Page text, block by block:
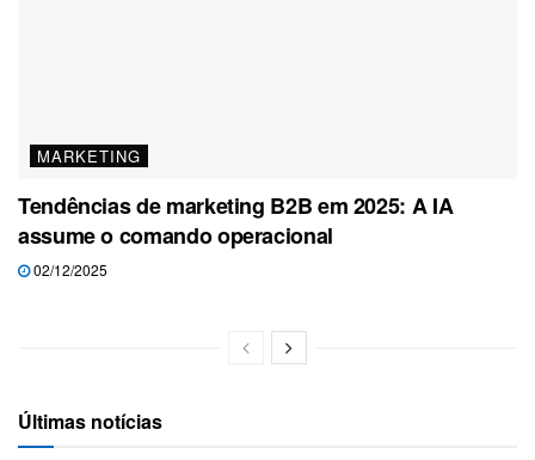
MARKETING
Tendências de marketing B2B em 2025: A IA
assume o comando operacional
02/12/2025
Últimas notícias